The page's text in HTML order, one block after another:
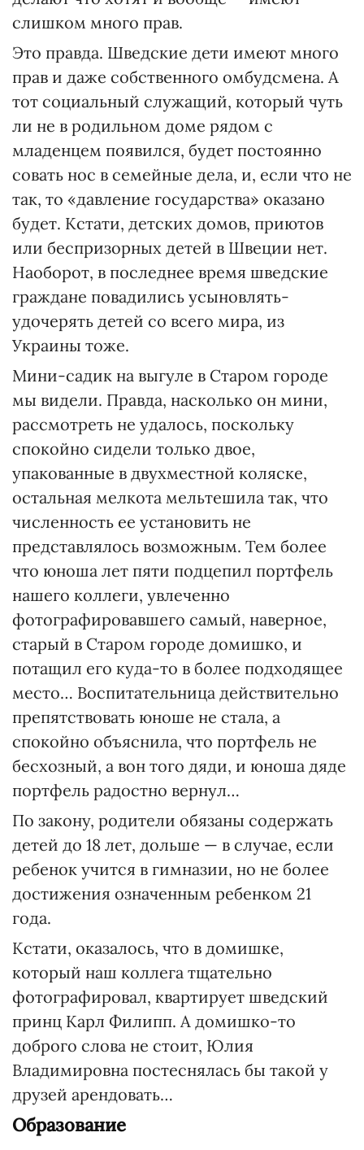
слишком много прав.
Это правда. Шведские дети имеют много
прав и даже собственного омбудсмена. А
тот социальный служащий, который чуть
ли не в родильном доме рядом с
младенцем появился, будет постоянно
совать нос в семейные дела, и, если что не
так, то «давление государства» оказано
будет. Кстати, детских домов, приютов
или беспризорных детей в Швеции нет.
Наоборот, в последнее время шведские
граждане повадились усыновлять-
удочерять детей со всего мира, из
Украины тоже.
Мини-садик на выгуле в Старом городе
мы видели. Правда, насколько он мини,
рассмотреть не удалось, поскольку
спокойно сидели только двое,
упакованные в двухместной коляске,
остальная мелкота мельтешила так, что
численность ее установить не
представлялось возможным. Тем более
что юноша лет пяти подцепил портфель
нашего коллеги, увлеченно
фотографировавшего самый, наверное,
старый в Старом городе домишко, и
потащил его куда-то в более подходящее
место… Воспитательница действительно
препятствовать юноше не стала, а
спокойно объяснила, что портфель не
бесхозный, а вон того дяди, и юноша дяде
портфель радостно вернул…
По закону, родители обязаны содержать
детей до 18 лет, дольше — в случае, если
ребенок учится в гимназии, но не более
достижения означенным ребенком 21
года.
Кстати, оказалось, что в домишке,
который наш коллега тщательно
фотографировал, квартирует шведский
принц Карл Филипп. А домишко-то
доброго слова не стоит, Юлия
Владимировна постеснялась бы такой у
друзей арендовать…
Образование